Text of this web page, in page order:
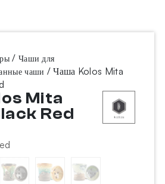
/ Чаши для
чаши / Чаша Kolos Mita
Mita
Red